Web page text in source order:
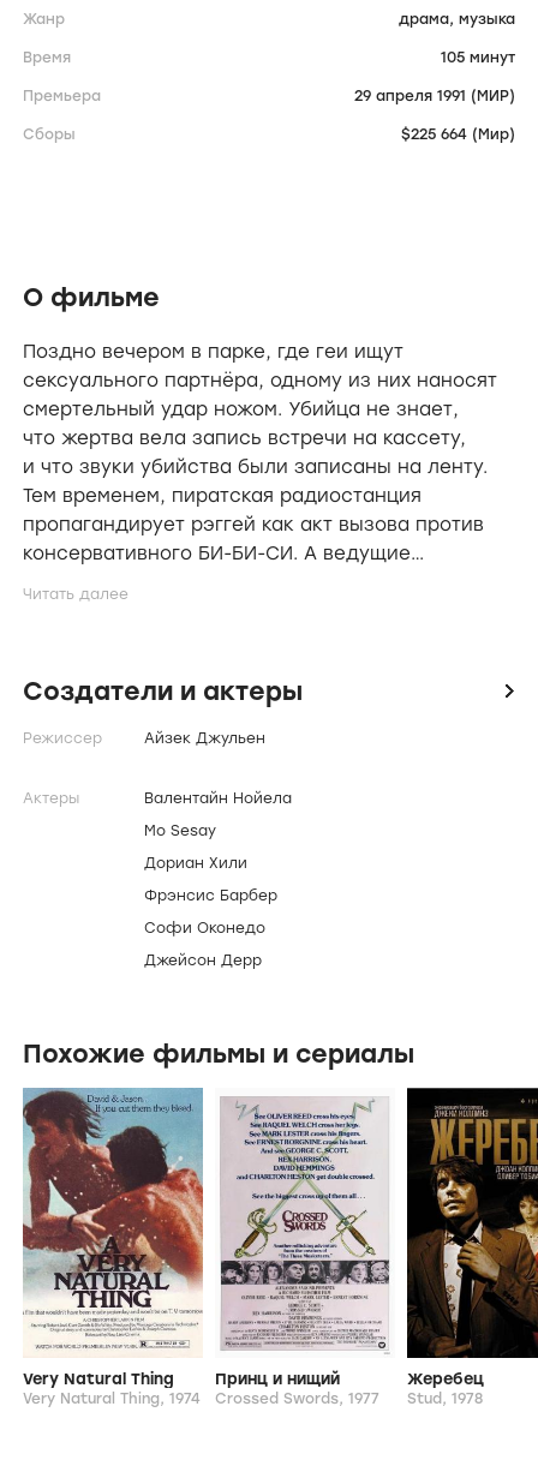
Жанр драма, музыка
Время 105 минут
Премьера 29 апреля 1991 (МИР)
Сборы $225 664 (Мир)
О фильме
сексуального партнёра, одному из них наносят
смертельный удар ножом. Убийца не знает,
что жертва вела запись встречи на кассету,
Тем временем, пиратская радиостанция
пропагандирует рэггей как акт вызова против
консервативного БИ-БИ-СИ. А ведущие
а второй — гей. 1977 — это время, когда музыка
меньшинств и сексуальные предпочтения только
становились широко видимыми.
Актеры
Валентайн Нойела
Mo Sesay
Дориан Хили
Фрэнсис Барбер
Софи Оконедо
Джейсон Дерр
Похожие фильмы и сериалы